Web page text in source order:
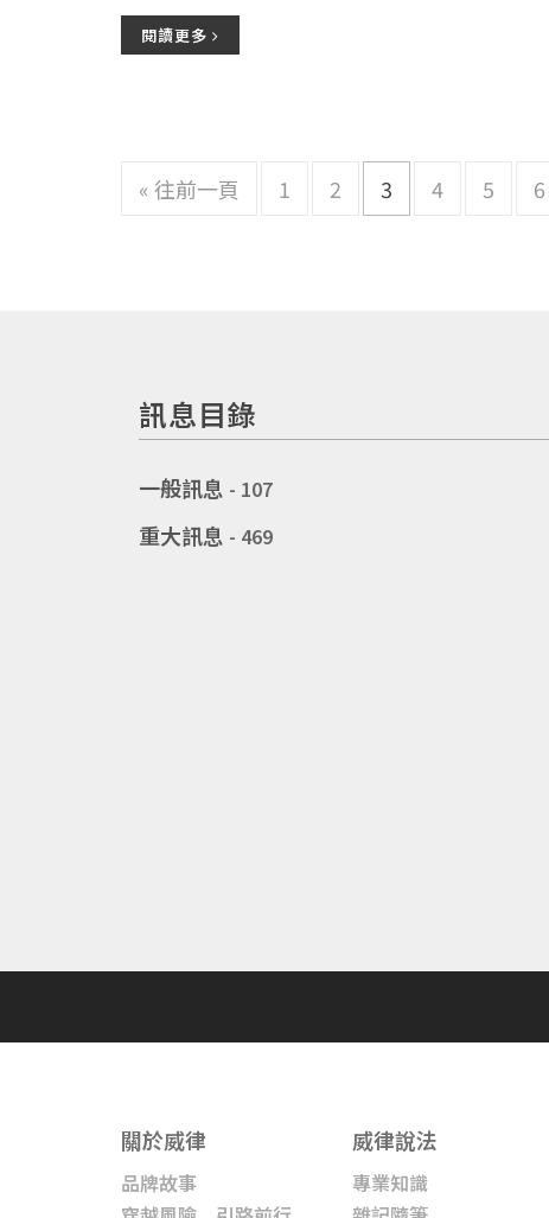
閱讀更多
« 往前一頁 1 2 3 4 5 6
訊息目錄
一般訊息 - 107
重大訊息 - 469
關於威律
品牌故事
威律說法
專業知識